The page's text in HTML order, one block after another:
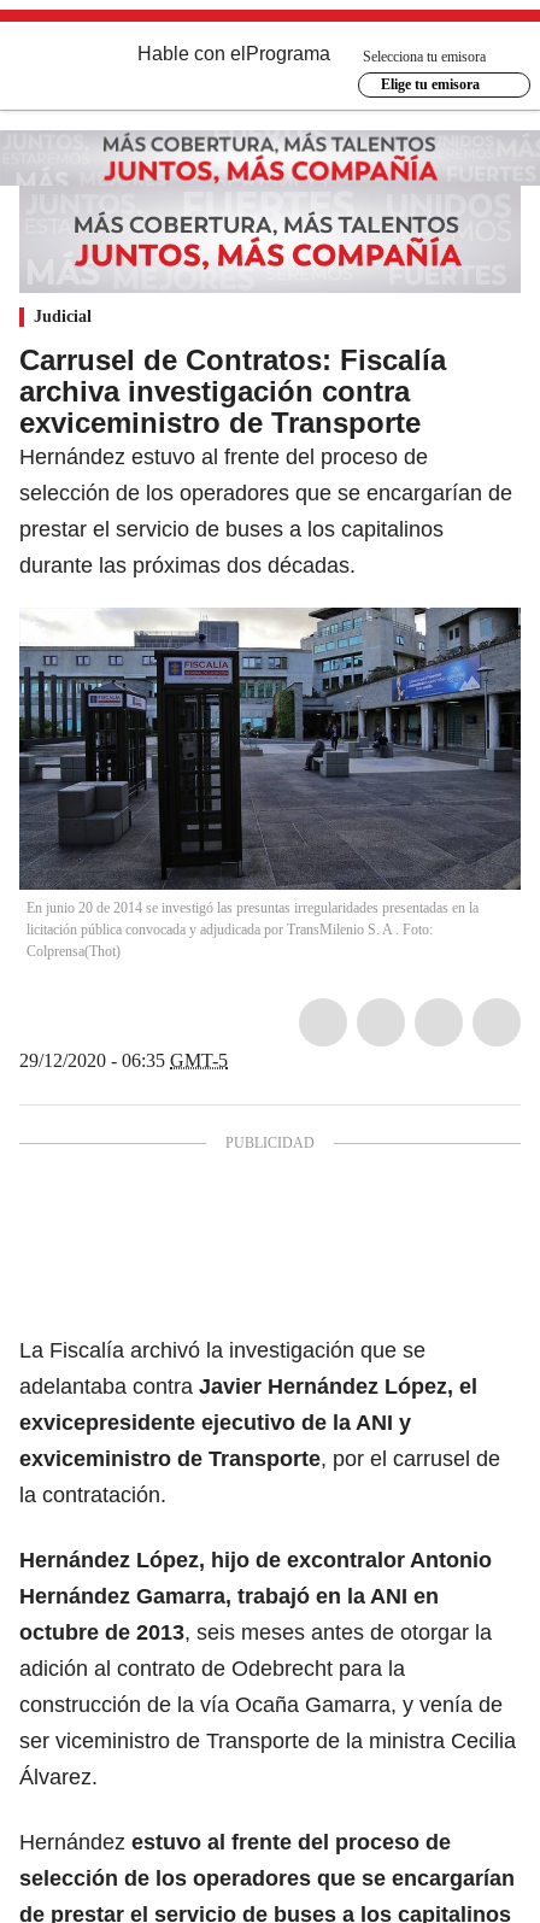
Hable con el Programa
Selecciona tu emisora
Elige tu emisora
Judicial
Carrusel de Contratos: Fiscalía
archiva investigación contra
exviceministro de Transporte
Hernández estuvo al frente del proceso de
selección de los operadores que se encargarían de
prestar el servicio de buses a los capitalinos
durante las próximas dos décadas.
En junio 20 de 2014 se investigó las presuntas irregularidades presentadas en la
licitación pública convocada y adjudicada por TransMilenio S. A . Foto:
Colprensa(Thot)
29/12/2020 - 06:35 GMT-5
La Fiscalía archivó la investigación que se
adelantaba contra Javier Hernández López, el
exvicepresidente ejecutivo de la ANI y
exviceministro de Transporte, por el carrusel de
la contratación.
Hernández López, hijo de excontralor Antonio
Hernández Gamarra, trabajó en la ANI en
octubre de 2013, seis meses antes de otorgar la
adición al contrato de Odebrecht para la
construcción de la vía Ocaña Gamarra, y venía de
ser viceministro de Transporte de la ministra Cecilia
Álvarez.
Hernández estuvo al frente del proceso de
selección de los operadores que se encargarían
de prestar el servicio de buses a los capitalinos